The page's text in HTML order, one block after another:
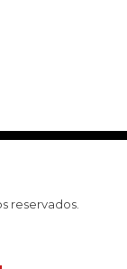
reservados.